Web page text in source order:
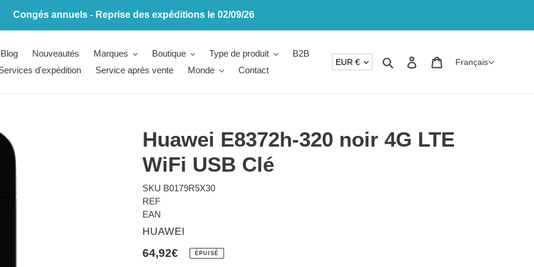
Congés annuels - Reprise des expéditions le 02/09/26
Blog Nouveautés Marques Boutique Type de produit
B2B
d'expédition
Service après vente Monde Contact
DEVISE
EUR € RechercherSe connecter
Panier
Français
Huawei E8372h-320 noir 4G LTE
WiFi USB Clé
SKU B0179R5X30
REF
EAN
DISTRIBUTEUR
HUAWEI
Prix
64,92€ ÉPUISÉ